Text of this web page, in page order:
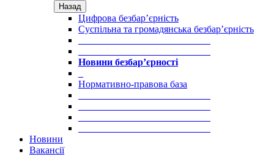
Назад
Цифрова безбар’єрність
Суспільна та громадянська безбар’єрність
Новини безбар’єрності
Нормативно-правова база
Новини
Вакансії